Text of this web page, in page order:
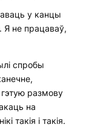
у канцы
Я не працаваў,
спробы
размову
на
такія і такія.